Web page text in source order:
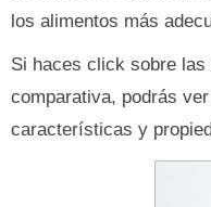
los alimentos más
Si haces click sobre
comparativa, podrás
características y